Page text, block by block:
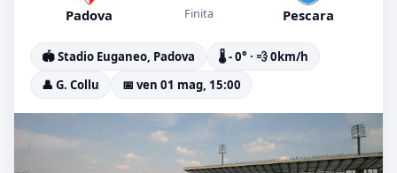
Padova Finita Pescara
🏟️ Stadio Euganeo, Padova
🌡️ - 0° · 💨 0km/h
👤 G. Collu
📅 ven 01 mag, 15:00